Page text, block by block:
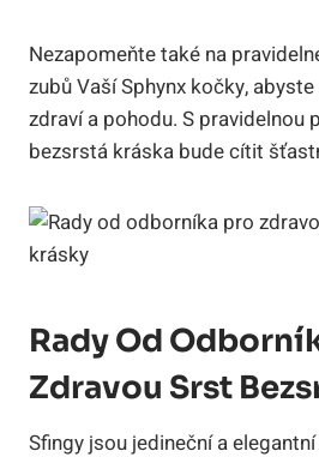
Nezapomeňte také na
zubů Vaší Sphynx kočky,
zdraví a pohodu. S pravidelnou
bezsrstá kráska bude cítit
Rady Od
Zdravou Srst
Sfingy jsou jedineční a